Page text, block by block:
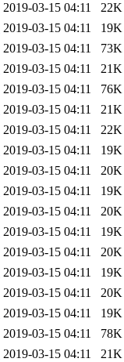
2019-03-15 04:11
22K
2019-03-15 04:11
19K
2019-03-15 04:11
73K
2019-03-15 04:11
21K
2019-03-15 04:11
76K
2019-03-15 04:11
21K
2019-03-15 04:11
22K
2019-03-15 04:11
19K
2019-03-15 04:11
20K
2019-03-15 04:11
19K
2019-03-15 04:11
20K
2019-03-15 04:11
19K
2019-03-15 04:11
20K
2019-03-15 04:11
19K
2019-03-15 04:11
20K
2019-03-15 04:11
19K
2019-03-15 04:11
78K
2019-03-15 04:11
21K